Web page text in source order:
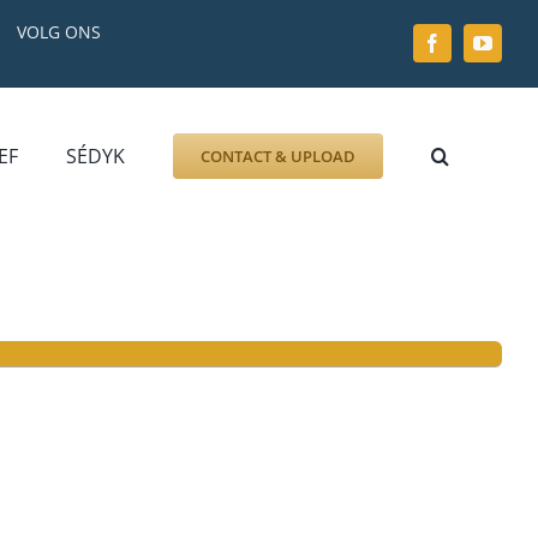
VOLG ONS
GRAFZERK
ALLLES
SÉDYK CONTACT & UPLOAD